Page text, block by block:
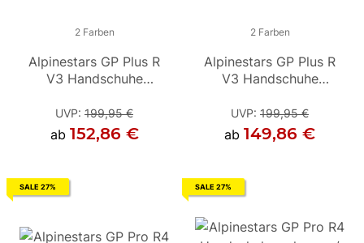
2 Farben
Alpinestars GP Plus R
V3 Handschuhe
UVP: 199,95 €
ab 152,86 €
2 Farben
Alpinestars GP Plus R
V3 Handschuhe
Hellrot
UVP:199,95 €
ab149,86 €
2 Farben
Alpinestars GP Plus R
V3 Handschuhe
Hellrot
UVP: 199,95 €
ab 149,86 €
SALE 27% SALE 27%